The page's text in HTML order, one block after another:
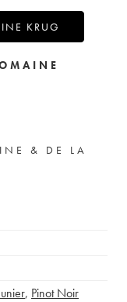
KRUG
& DE LA
, Pinot Noir